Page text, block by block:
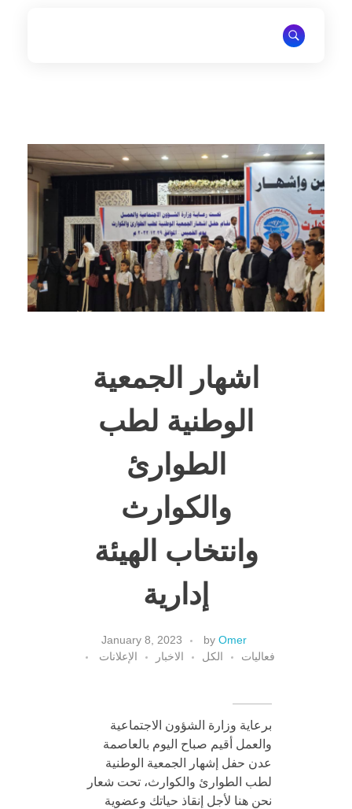
اشهار الجمعية
الوطنية لطب
الطوارئ
والكوارث
وانتخاب الهيئة
إدارية
January 8, 2023 by Omer
الإعلانات
الاخبار الكل فعاليات
برعاية وزارة الشؤون الاجتماعية
والعمل أقيم صباح اليوم بالعاصمة
عدن حفل إشهار الجمعية الوطنية
لطب الطوارئ والكوارث، تحت شعار
نحن هنا لأجل إنقاذ حياتك وعضوية